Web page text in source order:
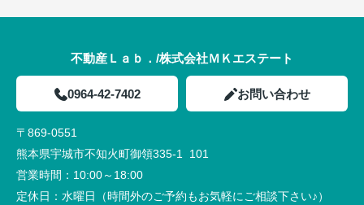
不動産Ｌａｂ．/株式会社ＭＫエステート
0964-42-7402 お問い合わせ
〒869-0551
熊本県宇城市不知火町御領335-1 101
営業時間： 10:00～18:00
定休日： 水曜日（時間外のご予約もお気軽にご相談下さい♪）